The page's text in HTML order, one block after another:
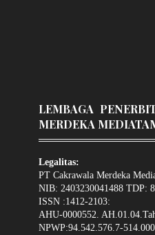
LEMBAGA
MERDEKA
Legalitas:
PT Cakrawala Merdeka
NIB: 2403230041488 TDP:
ISSN :1412-2103:
AHU-0000552.
NPWP:94.542.576.7-514.000